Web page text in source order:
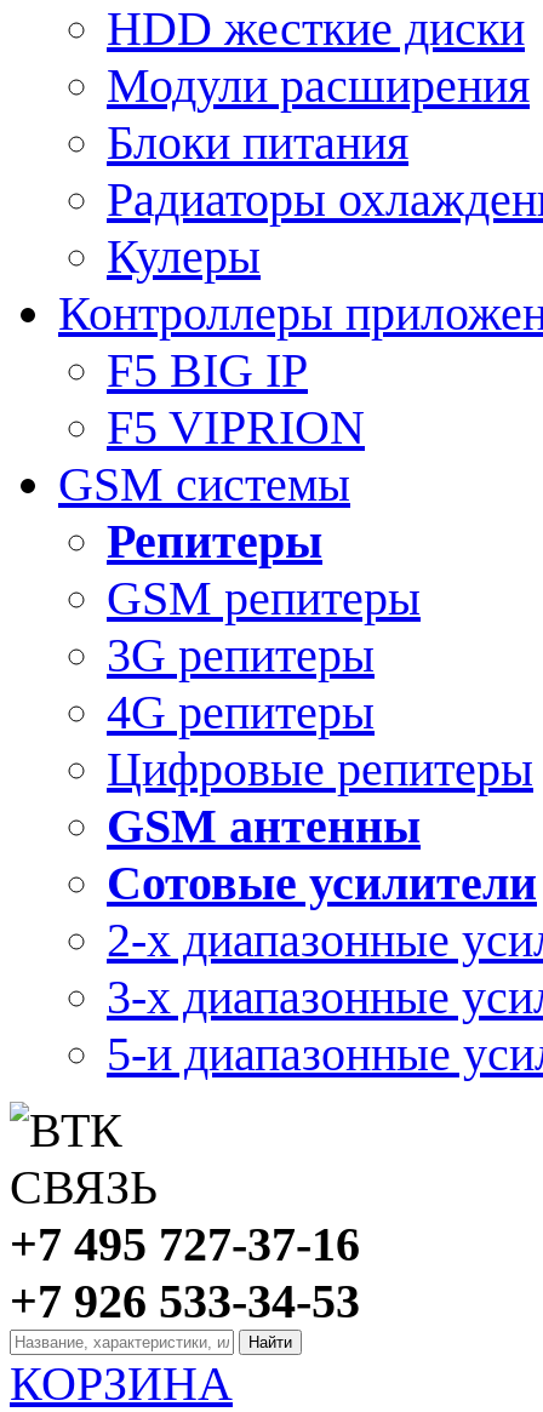
HDD жесткие диски
Модули расширения
Блоки питания
Радиаторы
Кулеры
Контроллеры
F5 BIG IP
F5 VIPRION
GSM системы
Репитеры
GSM репитеры
3G репитеры
4G репитеры
Цифровые репитеры
GSM антенны
Сотовые усилители
2-х диапазонные
3-х диапазонные
5-и диапазонные
+7 495 727-37-16
+7 926 533-34-53
КОРЗИНА